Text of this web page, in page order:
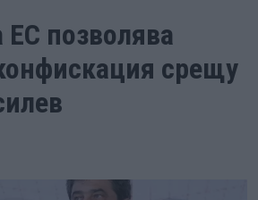
ЕС позволява
срещу